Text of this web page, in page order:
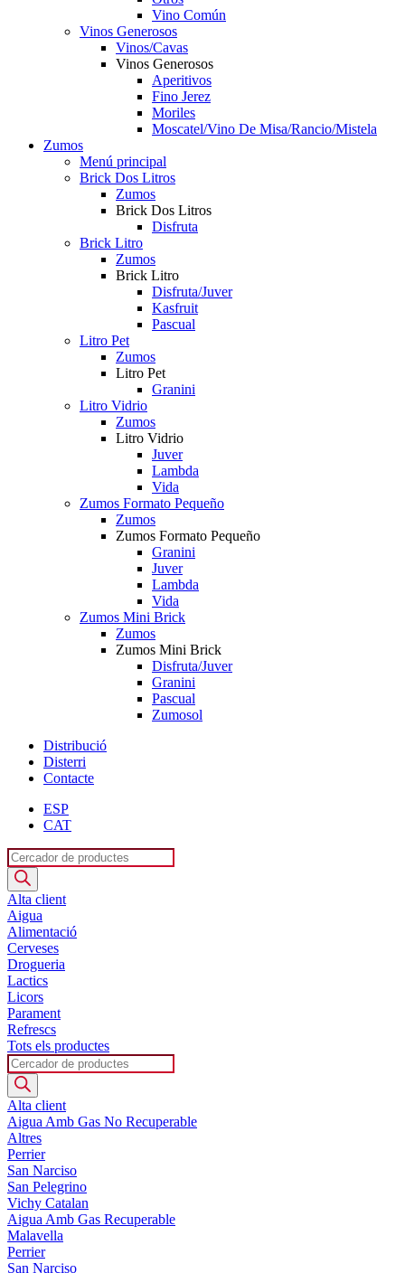
Vino Común
Vinos Generosos
Vinos/Cavas
Vinos Generosos
Aperitivos
Fino Jerez
Moriles
Moscatel/Vino De Misa/Rancio/Mistela
Zumos
Menú principal
Brick Dos Litros
Zumos
Brick Dos Litros
Disfruta
Brick Litro
Zumos
Brick Litro
Disfruta/Juver
Kasfruit
Pascual
Litro Pet
Zumos
Litro Pet
Granini
Litro Vidrio
Zumos
Litro Vidrio
Juver
Lambda
Vida
Zumos Formato Pequeño
Zumos
Zumos Formato Pequeño
Granini
Juver
Lambda
Vida
Zumos Mini Brick
Zumos
Zumos Mini Brick
Disfruta/Juver
Granini
Pascual
Zumosol
Distribució
Disterri
Contacte
ESP
CAT
Products
search
Alta client
Aigua
Alimentació
Cerveses
Drogueria
Lactics
Licors
Parament
Refrescs
Tots els productes
Products
search
Alta client
Aigua Amb Gas No Recuperable
Altres
Perrier
San Narciso
San Pelegrino
Vichy Catalan
Aigua Amb Gas Recuperable
Malavella
Perrier
San Narciso